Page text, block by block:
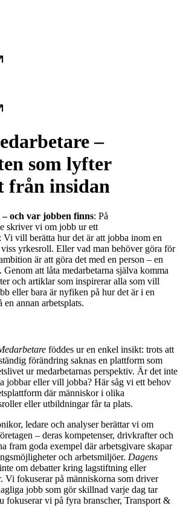
–
som lyfter
från insidan
och var jobben finns: På
skriver vi om jobb ur ett
Vi vill berätta hur det är att jobba inom en
yrkesroll. Eller vad man behöver göra för
är att göra det med en person – en
Genom att låta medarbetarna själva komma
och artiklar som inspirerar alla som vill
eller bara är nyfiken på hur det är i en
en annan arbetsplats.
föddes ur en enkel insikt: trots att
förändring saknas en plattform som
ur medarbetarnas perspektiv. Är det inte
jobbar eller vill jobba? Här såg vi ett behov
där människor i olika
eller utbildningar får ta plats.
ledare och analyser berättar vi om
– deras kompetenser, drivkrafter och
fram goda exempel där arbetsgivare skapar
och arbetsmiljöer. Dagens
om debatter kring lagstiftning eller
Vi fokuserar på människorna som driver
jobb som gör skillnad varje dag tar
fokuserar vi på fyra branscher, Transport &